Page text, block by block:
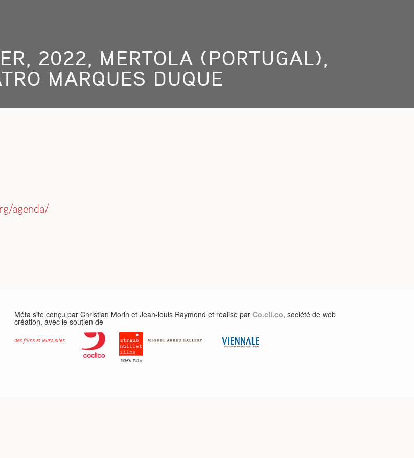
2022, MERTOLA (PORTUGAL),
MARQUES DUQUE
agenda/
Méta site conçu par Christian Morin et Jean-louis Raymond et réalisé par Co.cli.co, société de web
création, avec le soutien de